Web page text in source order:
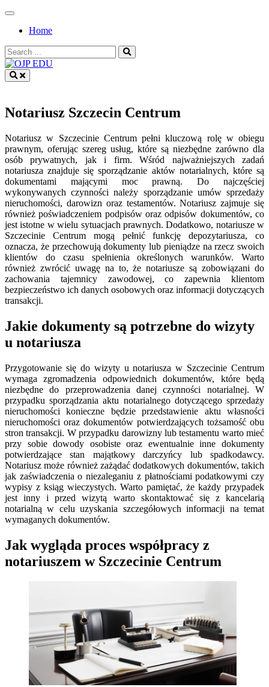
Skip
contentHome
Search
for:
Notariusz Szczecin Centrum
Notariusz w Szczecinie Centrum pełni kluczową rolę w obiegu
prawnym, oferując szereg usług, które są niezbędne zarówno dla
osób prywatnych, jak i firm. Wśród najważniejszych zadań
notariusza znajduje się sporządzanie aktów notarialnych, które są
dokumentami mającymi moc prawną. Do najczęściej
wykonywanych czynności należy sporządzanie umów sprzedaży
nieruchomości, darowizn oraz testamentów. Notariusz zajmuje się
również poświadczeniem podpisów oraz odpisów dokumentów, co
jest istotne w wielu sytuacjach prawnych. Dodatkowo, notariusze w
Szczecinie Centrum mogą pełnić funkcję depozytariusza, co
oznacza, że przechowują dokumenty lub pieniądze na rzecz swoich
klientów do czasu spełnienia określonych warunków. Warto
również zwrócić uwagę na to, że notariusze są zobowiązani do
zachowania tajemnicy zawodowej, co zapewnia klientom
bezpieczeństwo ich danych osobowych oraz informacji dotyczących
transakcji.
Jakie dokumenty są potrzebne do wizyty
u notariusza
Przygotowanie się do wizyty u notariusza w Szczecinie Centrum
wymaga zgromadzenia odpowiednich dokumentów, które będą
niezbędne do przeprowadzenia danej czynności notarialnej. W
przypadku sporządzania aktu notarialnego dotyczącego sprzedaży
nieruchomości konieczne będzie przedstawienie aktu własności
nieruchomości oraz dokumentów potwierdzających tożsamość obu
stron transakcji. W przypadku darowizny lub testamentu warto mieć
przy sobie dowody osobiste oraz ewentualnie inne dokumenty
potwierdzające stan majątkowy darczyńcy lub spadkodawcy.
Notariusz może również zażądać dodatkowych dokumentów, takich
jak zaświadczenia o niezaleganiu z płatnościami podatkowymi czy
wypisy z ksiąg wieczystych. Warto pamiętać, że każdy przypadek
jest inny i przed wizytą warto skontaktować się z kancelarią
notarialną w celu uzyskania szczegółowych informacji na temat
wymaganych dokumentów.
Jak wygląda proces współpracy z
notariuszem w Szczecinie Centrum